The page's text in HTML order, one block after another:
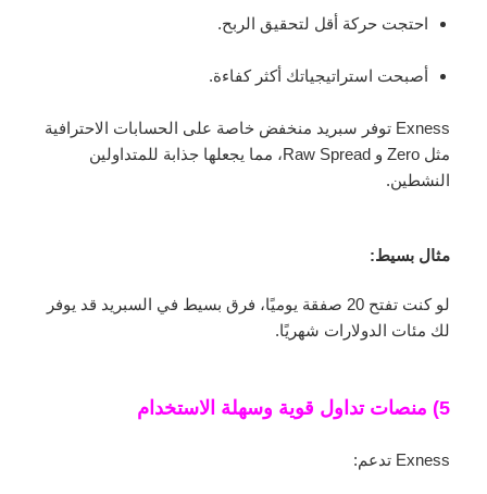
احتجت حركة أقل لتحقيق الربح.
أصبحت استراتيجياتك أكثر كفاءة.
Exness توفر سبريد منخفض خاصة على الحسابات الاحترافية
مثل Zero و Raw Spread، مما يجعلها جذابة للمتداولين
النشطين.
مثال بسيط:
لو كنت تفتح 20 صفقة يوميًا، فرق بسيط في السبريد قد يوفر
لك مئات الدولارات شهريًا.
5) منصات تداول قوية وسهلة الاستخدام
Exness تدعم: